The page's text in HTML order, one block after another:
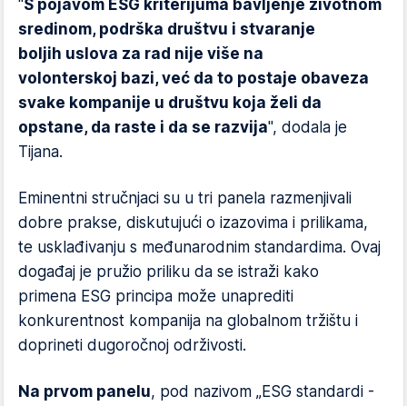
"S pojavom ESG kriterijuma bavljenje životnom
sredinom, podrška društvu i stvaranje
boljih uslova za rad nije više na
volonterskoj bazi, već da to postaje obaveza
svake kompanije u društvu koja želi da
opstane, da raste i da se razvija", dodala je
Tijana.
Eminentni stručnjaci su u tri panela razmenjivali
dobre prakse, diskutujući o izazovima i prilikama,
te usklađivanju s međunarodnim standardima. Ovaj
događaj je pružio priliku da se istraži kako
primena ESG principa može unaprediti
konkurentnost kompanija na globalnom tržištu i
doprineti dugoročnoj održivosti.
Na prvom panelu, pod nazivom „ESG standardi -